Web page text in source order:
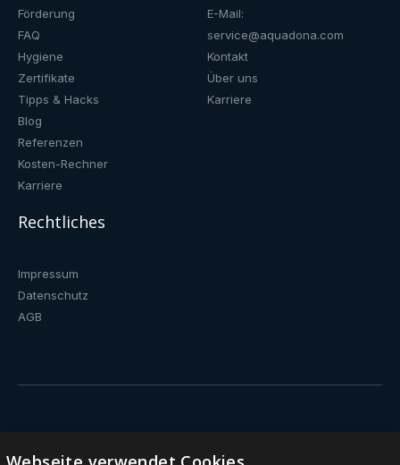
Förderung
FAQ
Hygiene
Zertifikate
Tipps & Hacks
Blog
Referenzen
Kosten-Rechner
Karriere
E-Mail:
service@aquadona.com
Kontakt
Über uns
Karriere
Rechtliches
Impressum
Datenschutz
AGB